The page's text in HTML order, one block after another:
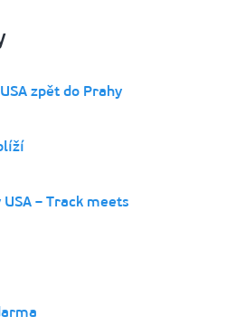
zpět do Prahy
– Track meets